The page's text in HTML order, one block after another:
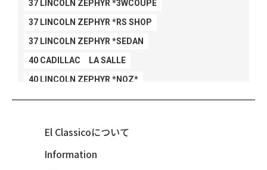
37 LINCOLN ZEPHYR *3WCOUPE
37 LINCOLN ZEPHYR *RS SHOP
37 LINCOLN ZEPHYR *SEDAN
40 CADILLAC LA SALLE
40 LINCOLN ZEPHYR *NOZ*
40 LINCOLN ZEPHYR *V12*
47 CHEVY FLEETMASTER CONV
48 CHEVY 3100 *Q-CHINCO
El Classicoについて
Information